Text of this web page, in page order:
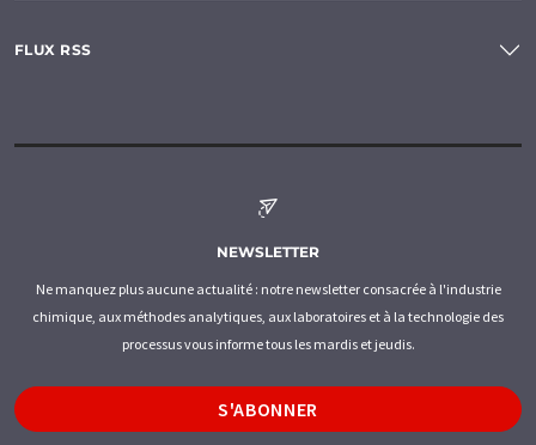
FLUX RSS
NEWSLETTER
Ne manquez plus aucune actualité : notre newsletter consacrée à l'industrie
chimique, aux méthodes analytiques, aux laboratoires et à la technologie des
processus vous informe tous les mardis et jeudis.
S'ABONNER